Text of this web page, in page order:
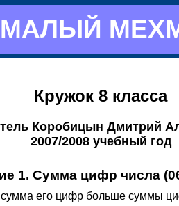
МАЛЫЙ
Кружок 8 класса
Коробицын Дмитрий
2007/2008 учебный год
1. Cумма цифр числа
сумма его цифр больше суммы